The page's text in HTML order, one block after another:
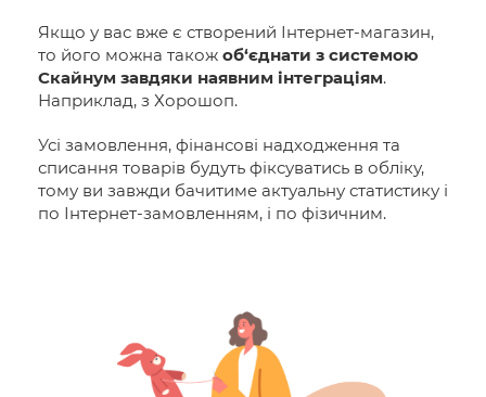
Якщо у вас вже є створений Інтернет-магазин,
то його можна також об‘єднати з системою
Скайнум завдяки наявним інтеграціям.
Наприклад, з Хорошоп.
Усі замовлення, фінансові надходження та
списання товарів будуть фіксуватись в обліку,
тому ви завжди бачитиме актуальну статистику і
по Інтернет-замовленням, і по фізичним.